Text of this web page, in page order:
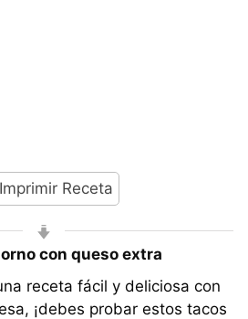
Imprimir Receta
con queso extra
receta fácil y deliciosa con
¡debes probar estos tacos